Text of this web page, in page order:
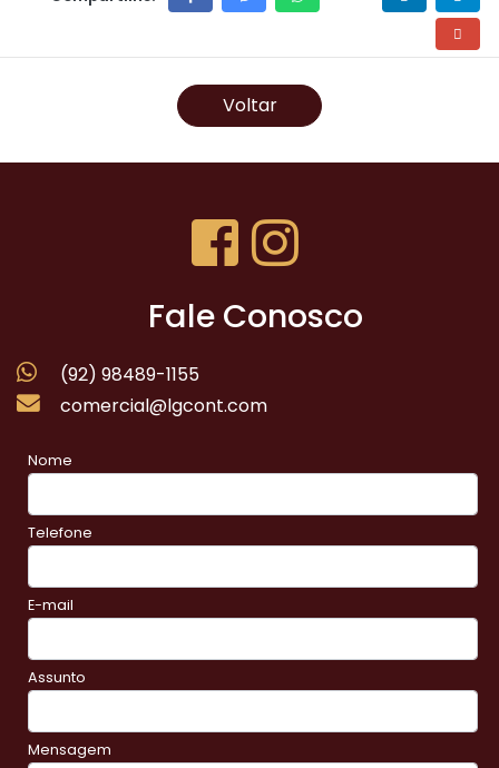
Voltar
Fale Conosco
(92) 98489-1155
comercial@lgcont.com
Nome
Telefone
E-mail
Assunto
Mensagem